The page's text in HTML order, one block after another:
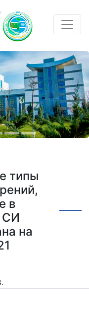
типы
в
СИ
на
.